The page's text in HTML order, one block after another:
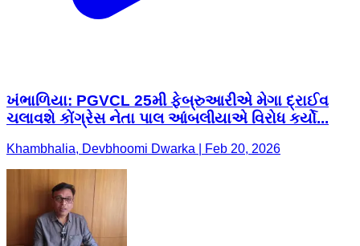
ખંભાળિયા: PGVCL 25મી ફેબ્રુઆરીએ મેગા દ્રાઈવ
ચલાવશે કોંગ્રેસ નેતા પાલ આંબલીયાએ વિરોધ કર્યો...
Khambhalia, Devbhoomi Dwarka | Feb 20, 2026